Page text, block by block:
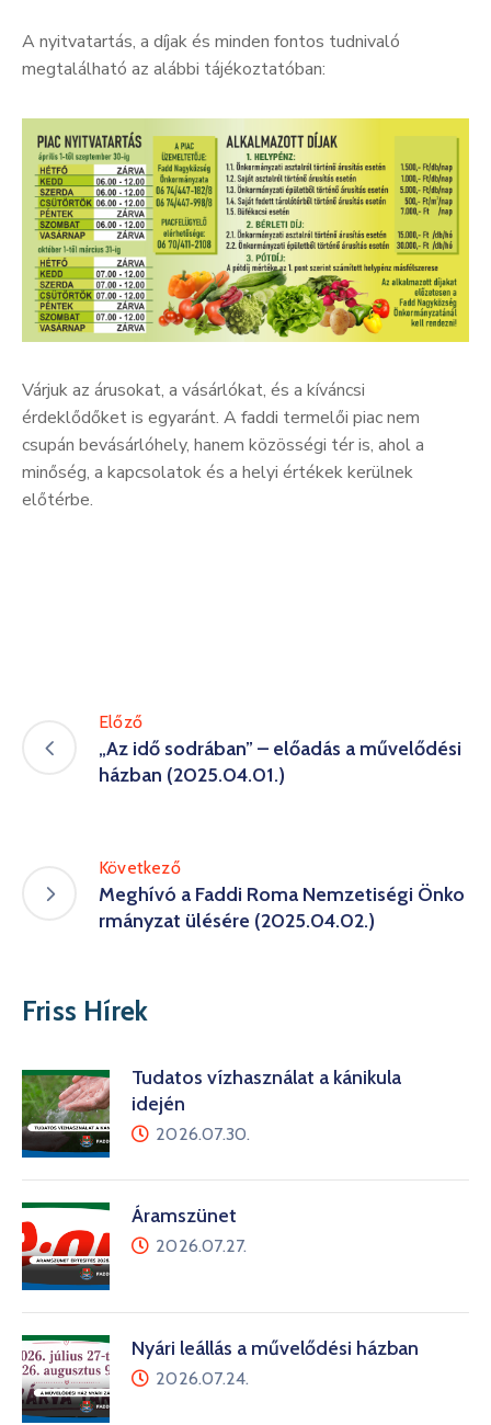
A nyitvatartás, a díjak és minden fontos tudnivaló
megtalálható az alábbi tájékoztatóban:
Várjuk az árusokat, a vásárlókat, és a kíváncsi
érdeklődőket is egyaránt. A faddi termelői piac nem
csupán bevásárlóhely, hanem közösségi tér is, ahol a
minőség, a kapcsolatok és a helyi értékek kerülnek
előtérbe.
Előző
„Az idő sodrában” – előadás a művelődési
házban (2025.04.01.)
Következő
Meghívó a Faddi Roma Nemzetiségi Önko
rmányzat ülésére (2025.04.02.)
Friss Hírek
Tudatos vízhasználat a kánikula
idején
2026.07.30.
Áramszünet
2026.07.27.
Nyári leállás a művelődési házban
2026.07.24.